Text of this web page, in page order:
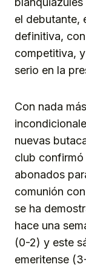
el debutante,
definitiva,
competitiva,
serio en la
Con nada
nuevas
club
abonados
comunión
se ha
hace una
(0-2) y este
emeritense